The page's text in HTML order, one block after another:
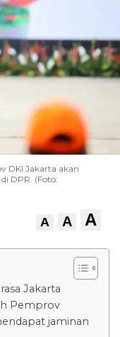
DKI Jakarta akan
DPR. (Foto:
A A A
Jakarta
Pemprov
jaminan